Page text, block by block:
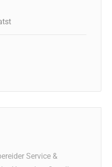
Service &